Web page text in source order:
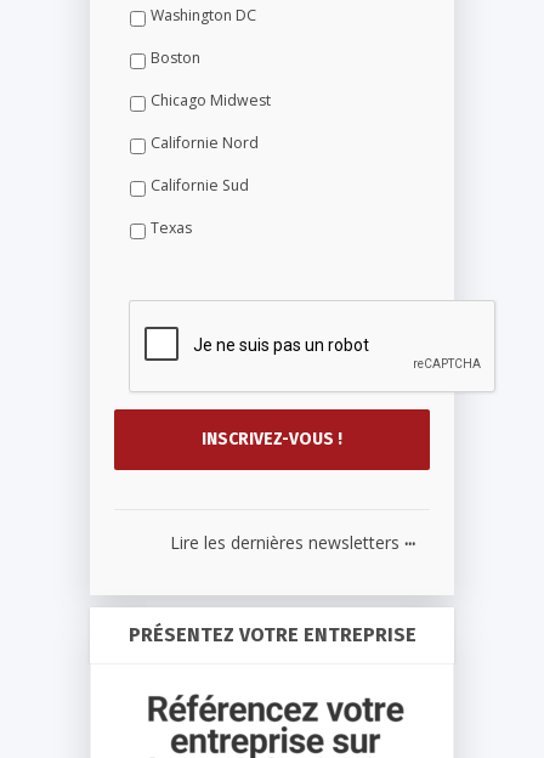
Washington DC
Boston
Chicago Midwest
Californie Nord
Californie Sud
Texas
Lire les dernières newsletters ...
PRÉSENTEZ VOTRE ENTREPRISE